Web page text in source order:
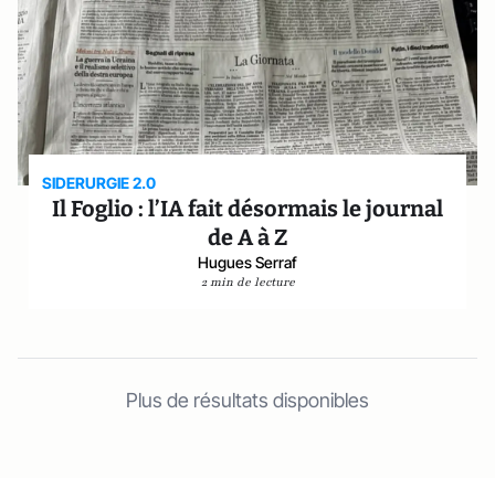
SIDERURGIE 2.0
Il Foglio : l’IA fait désormais le journal
de A à Z
Hugues Serraf
2 min de lecture
Plus de résultats disponibles